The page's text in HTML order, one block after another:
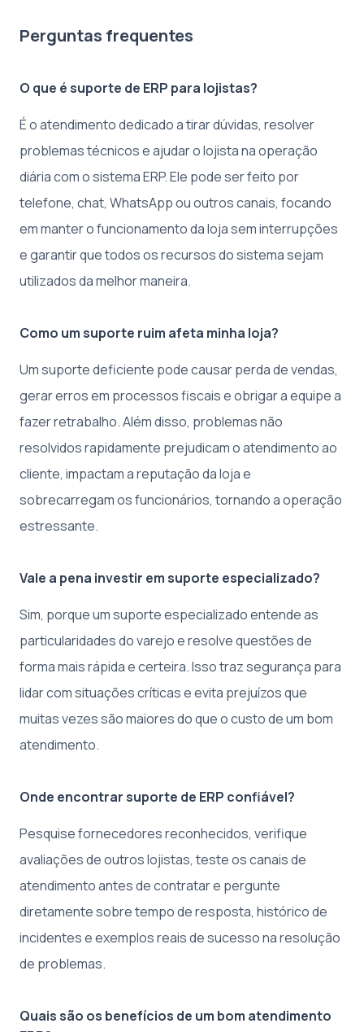
Perguntas frequentes
O que é suporte de ERP para lojistas?
É o atendimento dedicado a tirar dúvidas, resolver
problemas técnicos e ajudar o lojista na operação
diária com o sistema ERP. Ele pode ser feito por
telefone, chat, WhatsApp ou outros canais, focando
em manter o funcionamento da loja sem interrupções
e garantir que todos os recursos do sistema sejam
utilizados da melhor maneira.
Como um suporte ruim afeta minha loja?
Um suporte deficiente pode causar perda de vendas,
gerar erros em processos fiscais e obrigar a equipe a
fazer retrabalho. Além disso, problemas não
resolvidos rapidamente prejudicam o atendimento ao
cliente, impactam a reputação da loja e
sobrecarregam os funcionários, tornando a operação
estressante.
Vale a pena investir em suporte especializado?
Sim, porque um suporte especializado entende as
particularidades do varejo e resolve questões de
forma mais rápida e certeira. Isso traz segurança para
lidar com situações críticas e evita prejuízos que
muitas vezes são maiores do que o custo de um bom
atendimento.
Onde encontrar suporte de ERP confiável?
Pesquise fornecedores reconhecidos, verifique
avaliações de outros lojistas, teste os canais de
atendimento antes de contratar e pergunte
diretamente sobre tempo de resposta, histórico de
incidentes e exemplos reais de sucesso na resolução
de problemas.
Quais são os benefícios de um bom atendimento